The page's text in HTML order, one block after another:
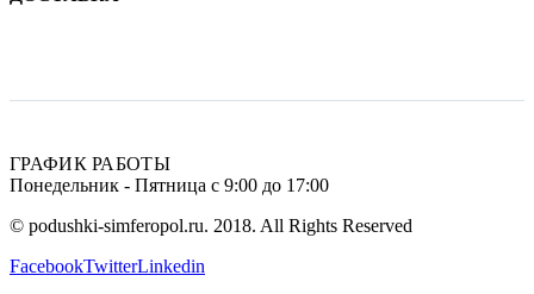
ГРАФИК РАБОТЫ
Понедельник - Пятница с 9:00 до 17:00
© podushki-simferopol.ru. 2018. All Rights Reserved
FacebookTwitterLinkedin